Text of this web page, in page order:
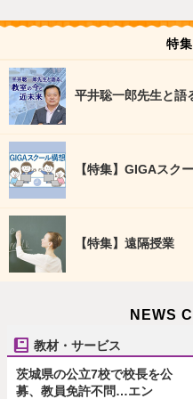
特
平井聡一郎先生と語
【特集】GIGAスク
【特集】遠隔授業
NEWS
教材・サービス
茨城県の公立7校で校長を公
募、教員免許不問…エン